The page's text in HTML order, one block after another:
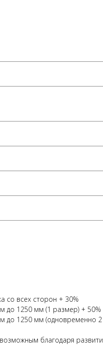
со всех сторон + 30%
до 1250 мм (1 размер) + 50%
1250 мм (одновременно 2
благодаря